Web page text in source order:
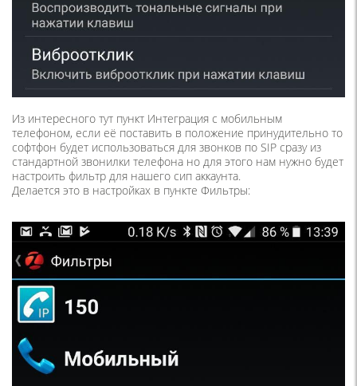
Из интересного тут пункт Интеграция с мобильным
телефоном, если её поставить в положение принудительно то
софтфон будет использоваться для звонков по SIP сразу из
стандартной звонилки телефона но для этого нам нужно будет
настроить фильтр для нашего сип аккаунта.
Делается это в настройках в пункте Фильтры: